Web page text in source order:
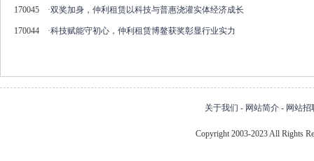
170045 ·双奖加身，仲利租赁以科技与普惠浇灌实体经济成长
170044 ·科技赋能守初心，仲利租赁博鳌获奖彰显行业实力
关于我们 - 网站简介 - 网站招
Copyright 2003-2023 All Rights